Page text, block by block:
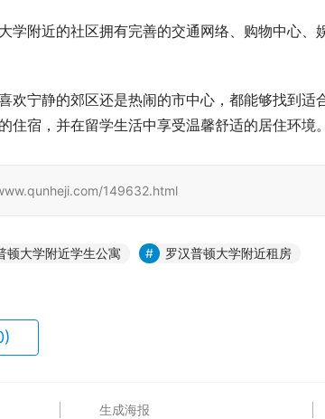
学附近的社区拥有完善的交通网络、购物中心、
欢宁静的郊区还是热闹的市中心，都能够找到适
宿，并在留学生活中享受温馨舒适的居住环境。
149632.html
顿大学附近学生公寓
罗汉普顿大学附近租房
生成海报